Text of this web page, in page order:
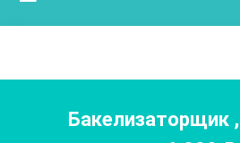
Бакелизаторщик ,